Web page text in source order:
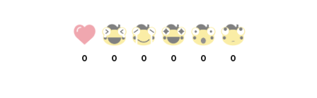
0 0 0 0 0 0